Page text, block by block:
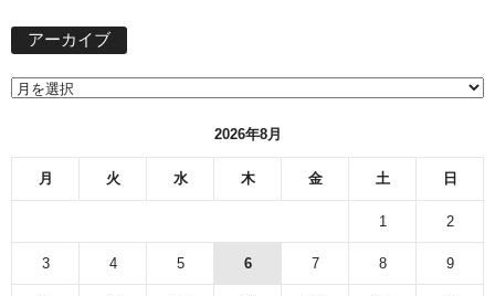
アーカイブ
2026年8月
月 火 水 木 金 土 日
1 2
3 4 5 6 7 8 9